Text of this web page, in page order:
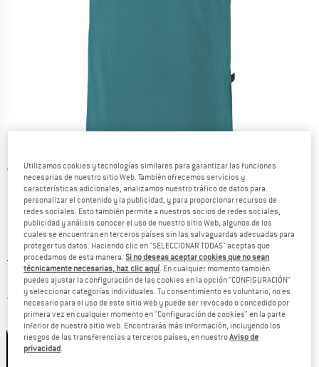
Vistas detalladas
Precio original :
37,95€
Precio:
22,77€ incl. IVA
más Gastos de envíoInformación sobre los gastos de envío. Se abre en
Color:Green Lake
Utilizamos cookies y tecnologías similares para garantizar las funciones
necesarias de nuestro sitio Web. También ofrecemos servicios y
características adicionales, analizamos nuestro tráfico de datos para
personalizar el contenido y la publicidad, y para proporcionar recursos de
redes sociales. Esto también permite a nuestros socios de redes sociales,
publicidad y análisis conocer el uso de nuestro sitio Web, algunos de los
cuales se encuentran en terceros países sin las salvaguardas adecuadas para
proteger tus datos. Haciendo clic en "SELECCIONAR TODAS" aceptas que
procedamos de esta manera.Si no deseas aceptar cookies que no sean
técnicamente necesarias, haz clic aquí. En cualquier momento también
puedes ajustar la configuración de las cookies en la opción "CONFIGURACIÓN"
y seleccionar categorías individuales. Tu consentimiento es voluntario, no es
necesario para el uso de este sitio web y puede ser revocado o concedido por
primera vez en cualquier momento en "Configuración de cookies" en la parte
inferior de nuestro sitio web. Encontrarás más información, incluyendo los
riesgos de las transferencias a terceros países, en nuestroAviso de
privacidad